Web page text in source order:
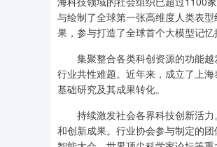
与绘制了全球第一张高维度人类表
果，参与打造了全球首个大模型记忆
集聚整合各类科创资源的功能越
行业共性难题。近年来，成立了上
基础研究及其成果转化。
持续激发社会各界科技创新活力
和创新成果。行业协会参与制定的